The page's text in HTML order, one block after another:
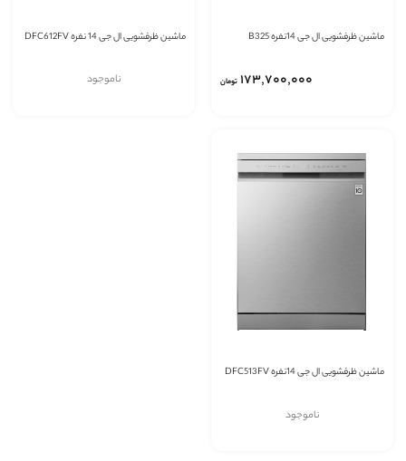
ماشین ظرفشویی ال جی 14نفره B325
173٬700٬000 تومان
ماشین ظرفشویی ال جی 14 نفره DFC612FV
ناموجود
ماشین ظرفشویی ال جی 14نفره DFC513FV
ناموجود